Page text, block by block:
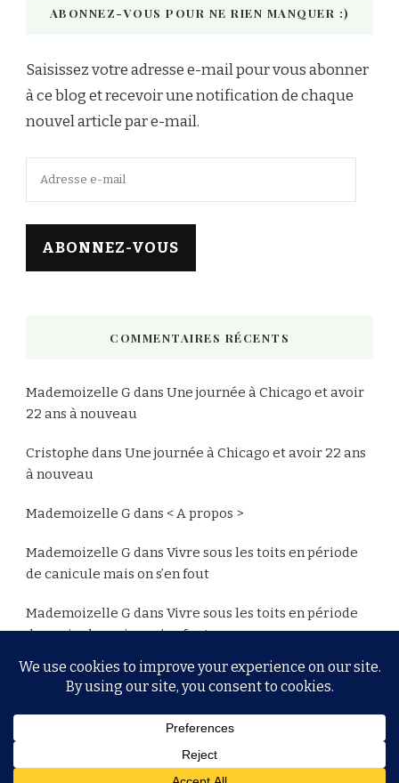
ABONNEZ-VOUS POUR NE RIEN MANQUER :)
Saisissez votre adresse e-mail pour vous abonner
à ce blog et recevoir une notification de chaque
nouvel article par e-mail.
mail
ABONNEZ-VOUS
COMMENTAIRES RÉCENTS
Mademoizelle Gdans Une journée à Chicago et avoir
22 ans à nouveau
Cristophe dans Une journée à Chicago et avoir 22 ans
à nouveau
Mademoizelle Gdans < A propos >
Mademoizelle Gdans Vivre sous les toits en période
de canicule mais on s’en fout
Mademoizelle Gdans Vivre sous les toits en période
de canicule mais on s’en fout
MG. Tous droits réservés.
Blossom Themes
WordPress